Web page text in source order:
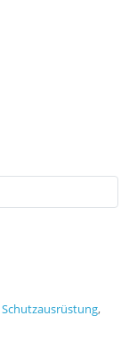
Schutzausrüstung,